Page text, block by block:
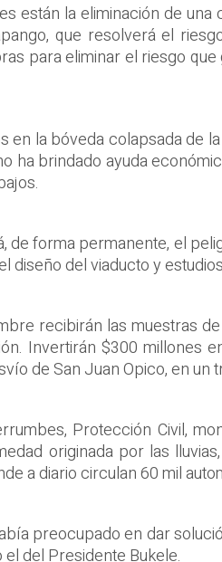
están la eliminación de
que resolverá el
para eliminar el riesgo
en la bóveda colapsada de
ha brindado ayuda
de forma permanente, el
diseño del viaducto y
recibirán las muestras
Invertirán $300 millones
de San Juan Opico, en un
Protección Civil,
originada por las
a diario circulan 60 mil
preocupado en dar
del Presidente Bukele.